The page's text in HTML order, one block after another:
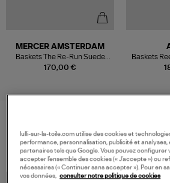
170,00 €
MERCER AMSTERDAM
Baskets The Re-Run Suede
Light Sand
Baskets
Lam
VOS DERNIERS PRODUITS VUS
lulli-sur-la-toile.com utilise des cookies et
performance, personnalisation, publicité et analyses,
partenaires tels que Google. Vous pouvez configurer
accepter l’ensemble des cookies (« J’accepte ») ou
nécessaires (« Continuer sans accepter »). Pour en
vos données, consulter notre politique de cookies